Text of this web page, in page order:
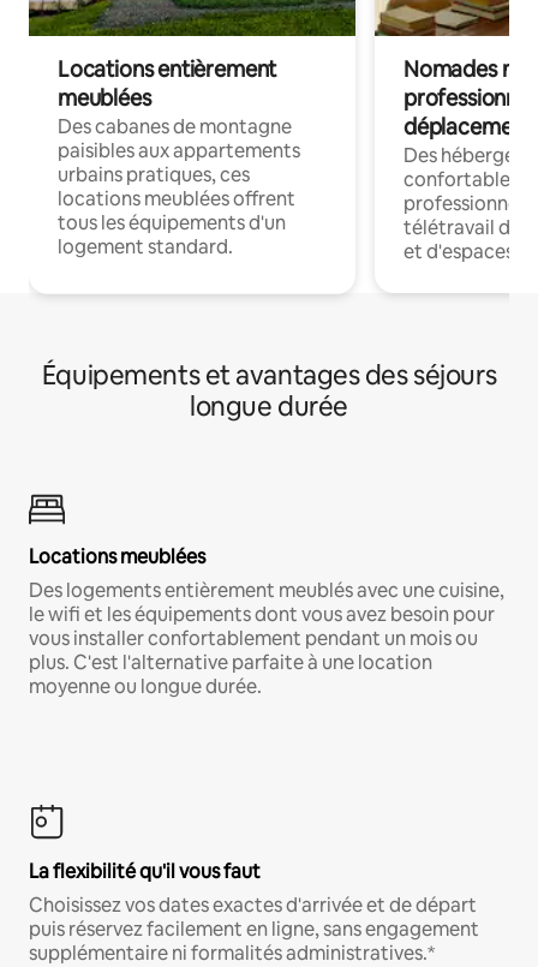
Locations entièrement
meublées
Des cabanes de montagne
paisibles aux appartements
urbains pratiques, ces
locations meublées offrent
tous les équipements d'un
logement standard.
Nomades
déplacement
Des
confortables
professionnels
télétravail
et d'espaces
Équipements et avantages des séjours
longue durée
Locations meublées
Des logements entièrement meublés avec une cuisine,
le wifi et les équipements dont vous avez besoin pour
vous installer confortablement pendant un mois ou
plus. C'est l'alternative parfaite à une location
moyenne ou longue durée.
La flexibilité qu'il vous faut
Choisissez vos dates exactes d'arrivée et de départ
puis réservez facilement en ligne, sans engagement
supplémentaire ni formalités administratives.*